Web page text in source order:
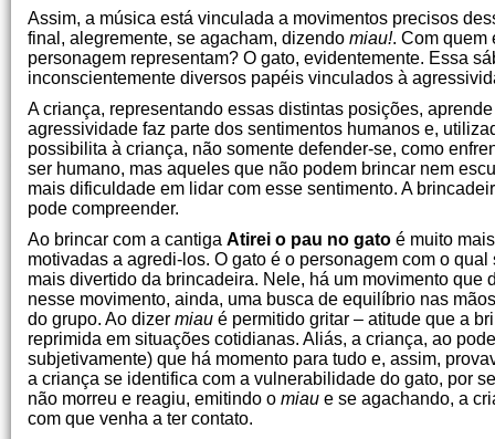
Assim, a música está vinculada a movimentos precisos
final, alegremente, se agacham, dizendo miau!. Com quem
personagem representam? O gato, evidentemente. Essa
inconscientemente diversos papéis vinculados à
A criança, representando essas distintas posições,
agressividade faz parte dos sentimentos humanos e,
possibilita à criança, não somente defender-se, como
ser humano, mas aqueles que não podem brincar nem
mais dificuldade em lidar com esse sentimento. A
pode compreender.
Ao brincar com a cantiga Atirei o pau no gato é muito
motivadas a agredi-los. O gato é o personagem com o
mais divertido da brincadeira. Nele, há um movimento
nesse movimento, ainda, uma busca de equilíbrio nas
do grupo. Ao dizer miau é permitido gritar – atitude que a
reprimida em situações cotidianas. Aliás, a criança, ao
subjetivamente) que há momento para tudo e, assim,
a criança se identifica com a vulnerabilidade do gato, por
não morreu e reagiu, emitindo o miau e se agachando, a
com que venha a ter contato.